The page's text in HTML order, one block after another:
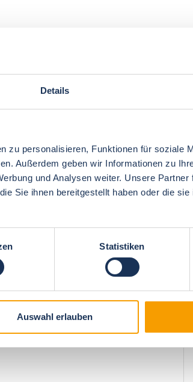
Details
zu personalisieren, Funktionen für soziale
Außerdem geben wir Informationen zu
und Analysen weiter. Unsere Partner
Sie ihnen bereitgestellt haben oder die
Statistiken
Auswahl erlauben